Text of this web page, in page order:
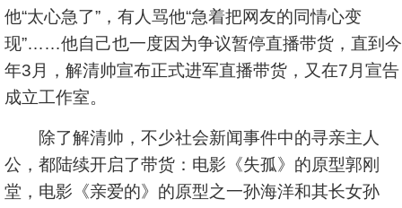
他“太心急了”，有人骂他“急着把网友的同情心变
现”……他自己也一度因为争议暂停直播带货，直到今
年3月，解清帅宣布正式进军直播带货，又在7月宣告
成立工作室。
除了解清帅，不少社会新闻事件中的寻亲主人
公，都陆续开启了带货：电影《失孤》的原型郭刚
堂，电影《亲爱的》的原型之一孙海洋和其长女孙